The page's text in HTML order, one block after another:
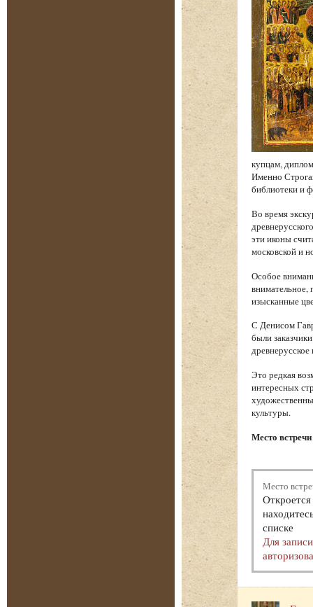
купцам,
Именно
библиотеки и
Во время
эти иконы
московской и
Особое
внимательное,
изысканные
С Денисом
были
древнерусское
Это редкая
интересных
культуры.
Место
Место
списке
Для